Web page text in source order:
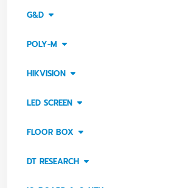
G&D
POLY-M
HIKVISION
LED SCREEN
FLOOR BOX
DT RESEARCH